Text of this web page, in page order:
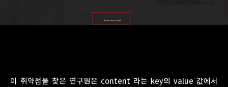
이 취약점을 찾은 연구원은 content 라는 key의 value 값에서